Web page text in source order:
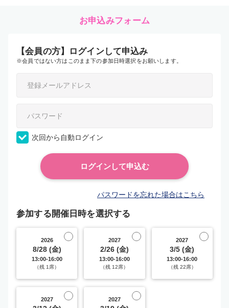
お申込みフォーム
【会員の方】ログインして申込み
※会員ではない方はこのまま下の参加日時選択をお願いします。
次回から自動ログイン
パスワードを忘れた場合はこちら
参加する開催日時を選択する
2026
8/28 (金)
13:00-16:00
（残 1席）
2027
2/26 (金)
13:00-16:00
（残 12席）
2027
3/5 (金)
13:00-16:00
（残 22席）
2027 2027